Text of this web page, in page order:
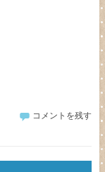
コメントを残す